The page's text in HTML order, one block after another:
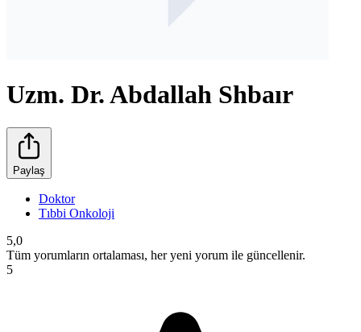
Uzm. Dr. Abdallah Shbaır
Paylaş
Doktor
Tıbbi Onkoloji
5,0
Tüm yorumların ortalaması, her yeni yorum ile güncellenir.
5